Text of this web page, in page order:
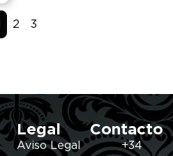
2 3
Legal
Aviso Legal
Contacto
+34